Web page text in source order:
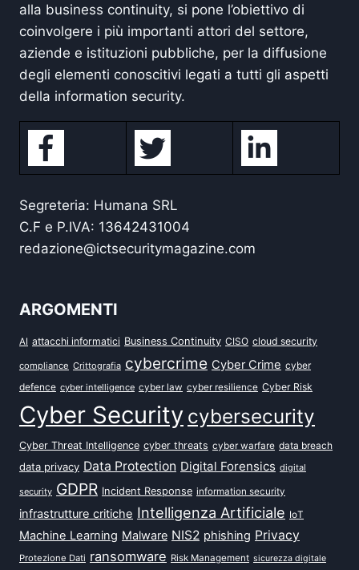
alla business continuity, si pone l’obiettivo di
coinvolgere i più importanti attori del settore,
aziende e istituzioni pubbliche, per la diffusione
degli elementi conoscitivi legati a tutti gli aspetti
della information security.
Segreteria: Humana SRL
C.F e P.IVA: 13642431004
redazione@ictsecuritymagazine.com
ARGOMENTI
AI attacchi informatici Business Continuity CISO cloud security
compliance Crittografia cybercrime Cyber Crime cyber
defence cyber intelligence cyber law cyber resilience Cyber Risk
Cyber Security cybersecurity
Cyber Threat Intelligence cyber threats cyber warfare data breach
data privacy Data Protection Digital Forensics digital
security GDPR Incident Response information security
infrastrutture critiche Intelligenza Artificiale IoT
Machine Learning Malware NIS2 phishing Privacy
Protezione Dati ransomware Risk Management sicurezza digitale